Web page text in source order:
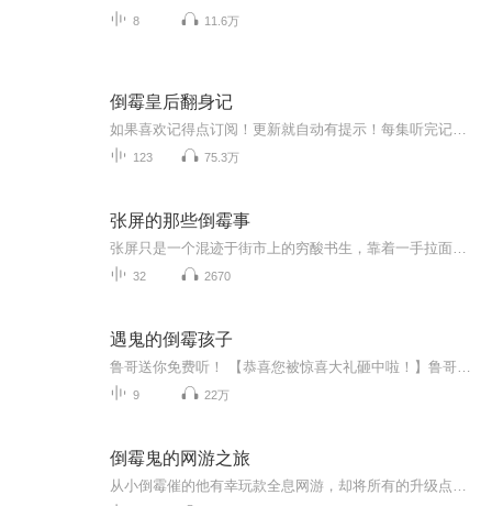
8 11.6万
倒霉皇后翻身记
123 75.3万
张屏的那些倒霉事
32 2670
遇鬼的倒霉孩子
9 22万
倒霉鬼的网游之旅